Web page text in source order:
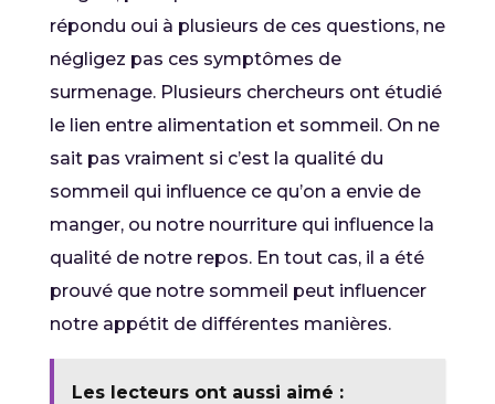
répondu oui à plusieurs de ces questions, ne
négligez pas ces symptômes de
surmenage. Plusieurs chercheurs ont étudié
le lien entre alimentation et sommeil. On ne
sait pas vraiment si c’est la qualité du
sommeil qui influence ce qu’on a envie de
manger, ou notre nourriture qui influence la
qualité de notre repos. En tout cas, il a été
prouvé que notre sommeil peut influencer
notre appétit de différentes manières.
Les lecteurs ont aussi aimé :